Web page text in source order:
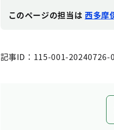
このページの担当は 西多摩
記事ID：115-001-20240726-